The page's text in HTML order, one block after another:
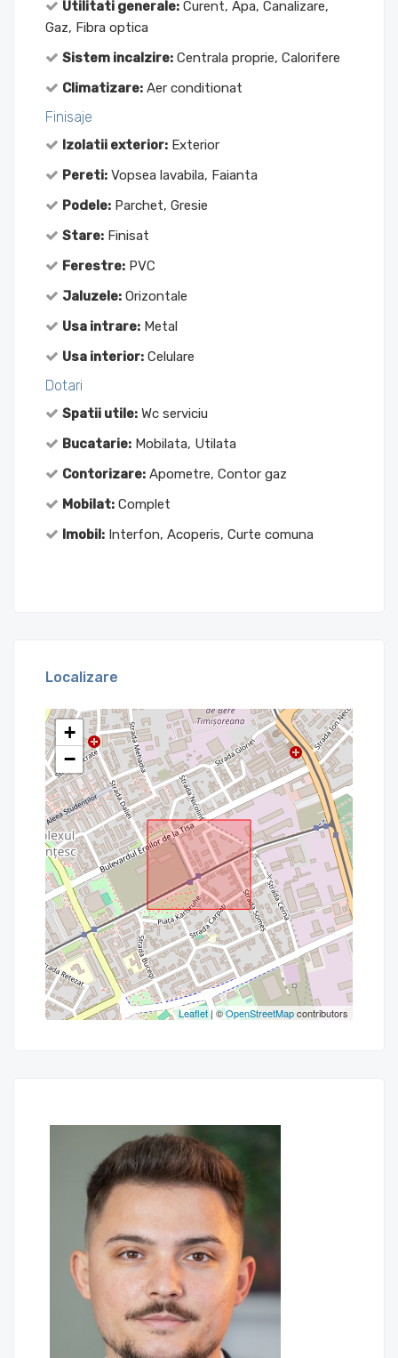
Utilitati generale: Curent, Apa, Canalizare,
Gaz, Fibra optica
Sistem incalzire: Centrala proprie, Calorifere
Climatizare: Aer conditionat
Finisaje
Izolatii exterior: Exterior
Pereti: Vopsea lavabila, Faianta
Podele: Parchet, Gresie
Stare: Finisat
Ferestre: PVC
Jaluzele: Orizontale
Usa intrare: Metal
Usa interior: Celulare
Dotari
Spatii utile: Wc serviciu
Bucatarie: Mobilata, Utilata
Contorizare: Apometre, Contor gaz
Mobilat: Complet
Imobil: Interfon, Acoperis, Curte comuna
Localizare
+
−
Leaflet| ©OpenStreetMapcontributors